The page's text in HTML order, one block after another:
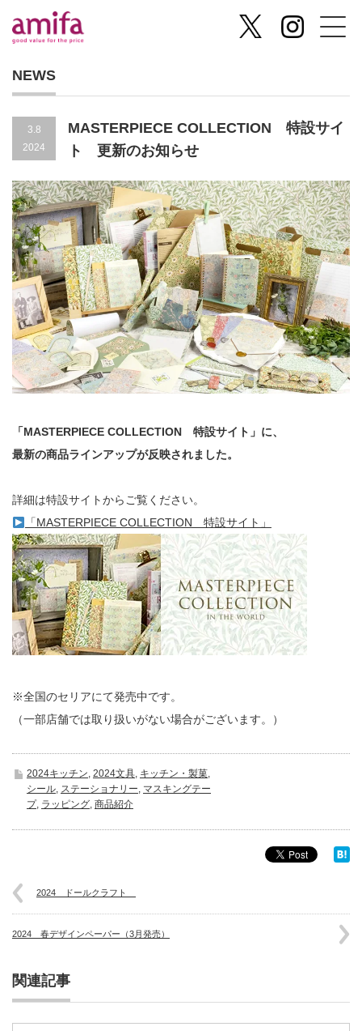
NEWS
3.8
2024
MASTERPIECE COLLECTION 特設サイ
ト 更新のお知らせ
「MASTERPIECE COLLECTION 特設サイト」に、
最新の商品ラインアップが反映されました。
詳細は特設サイトからご覧ください。
「MASTERPIECE COLLECTION 特設サイト」
※全国のセリアにて発売中です。
（一部店舗では取り扱いがない場合がございます。）
2024キッチン, 2024文具, キッチン・製菓,
シール, ステーショナリー, マスキングテー
プ, ラッピング, 商品紹介
2024 ドールクラフト
2024 春デザインペーパー（3月発売）
関連記事